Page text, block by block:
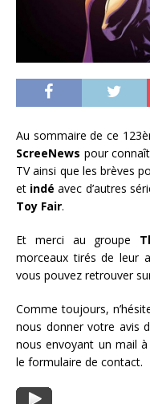
Au sommaire de ce
ScreeNews pour
TV ainsi que les brèves
et indé avec d’autres
Toy Fair.
Et merci au groupe
morceaux tirés de leur
vous pouvez retrouver
Comme toujours,
nous donner votre avis
nous envoyant un mail à
le formulaire de contact.